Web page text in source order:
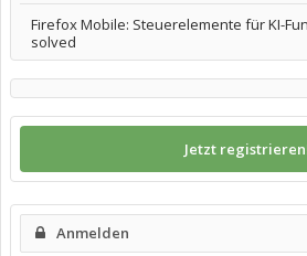
Firefox Mobile: Steuerelemente für KI-
solved
Jetzt
Anmelden